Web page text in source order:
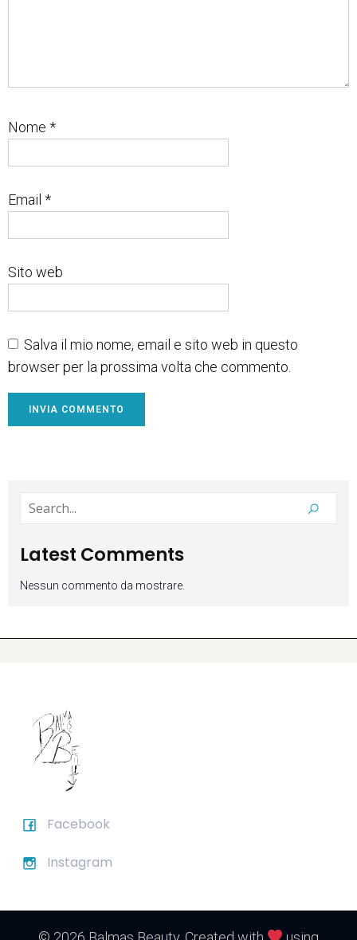
Nome *
Email *
Sito web
Salva il mio nome, email e sito web in questo
browser per la prossima volta che commento.
Latest Comments
Nessun commento da mostrare.
Facebook
Instagram